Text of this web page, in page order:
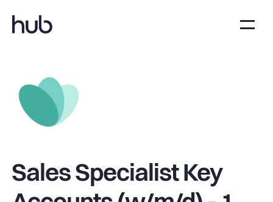
Sales Specialist Key